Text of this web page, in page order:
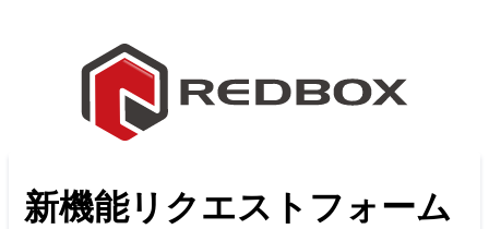
新機能リクエストフォーム